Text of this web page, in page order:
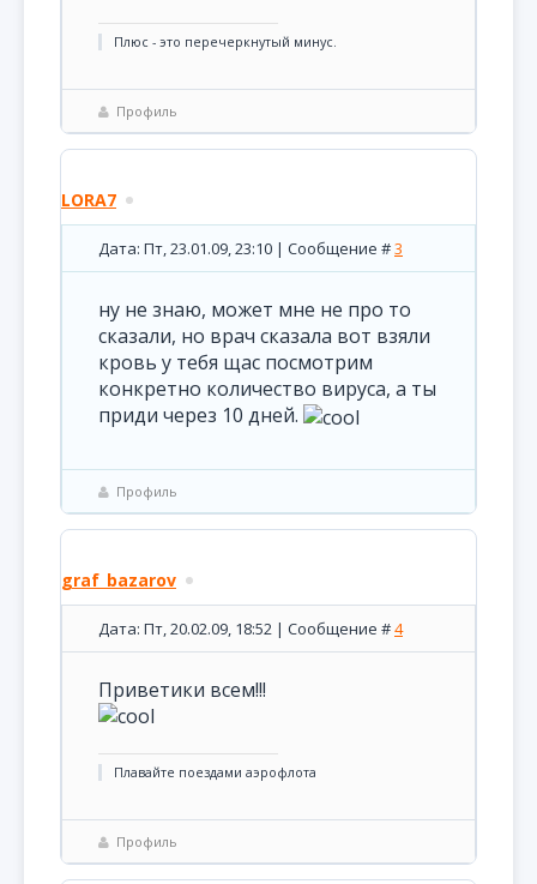
Плюс - это перечеркнутый минус.
Профиль
LORA7
Дата: Пт, 23.01.09, 23:10 | Сообщение #3
ну не знаю, может мне не про то
сказали, но врач сказала вот взяли
кровь у тебя щас посмотрим
конкретно количество вируса, а ты
приди через 10 дней.
Профиль
graf_bazarov
Дата: Пт, 20.02.09, 18:52 | Сообщение #4
Приветики всем!!!
Плавайте поездами аэрофлота
Профиль